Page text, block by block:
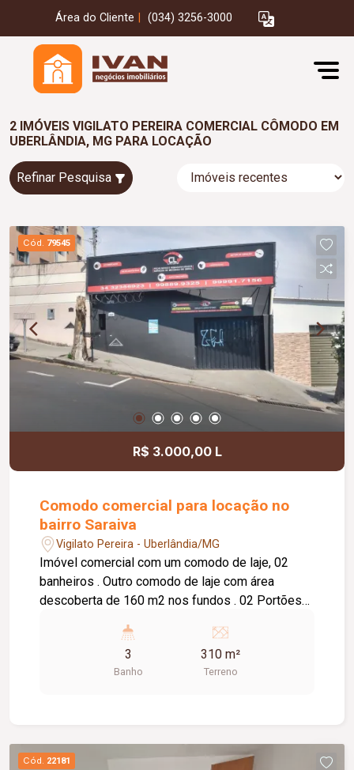
Área do Cliente (034) 3256-3000
2 IMÓVEIS VIGILATO PEREIRA COMERCIAL CÔMODO EM
UBERLÂNDIA, MG PARA LOCAÇÃO
Refinar Pesquisa
Cód. 79545
R$ 3.000,00 L
Comodo comercial para locação no
bairro Saraiva
Vigilato Pereira - Uberlândia/MG
Imóvel comercial com um comodo de laje, 02
banheiros . Outro comodo de laje com área
descoberta de 160 m2 nos fundos . 02 Portões
3
Banho
310 m²
Terreno
Cód. 22181